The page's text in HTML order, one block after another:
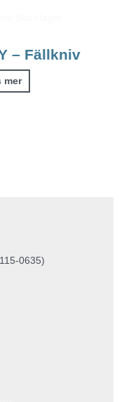
– Fällkniv
mer
0635)